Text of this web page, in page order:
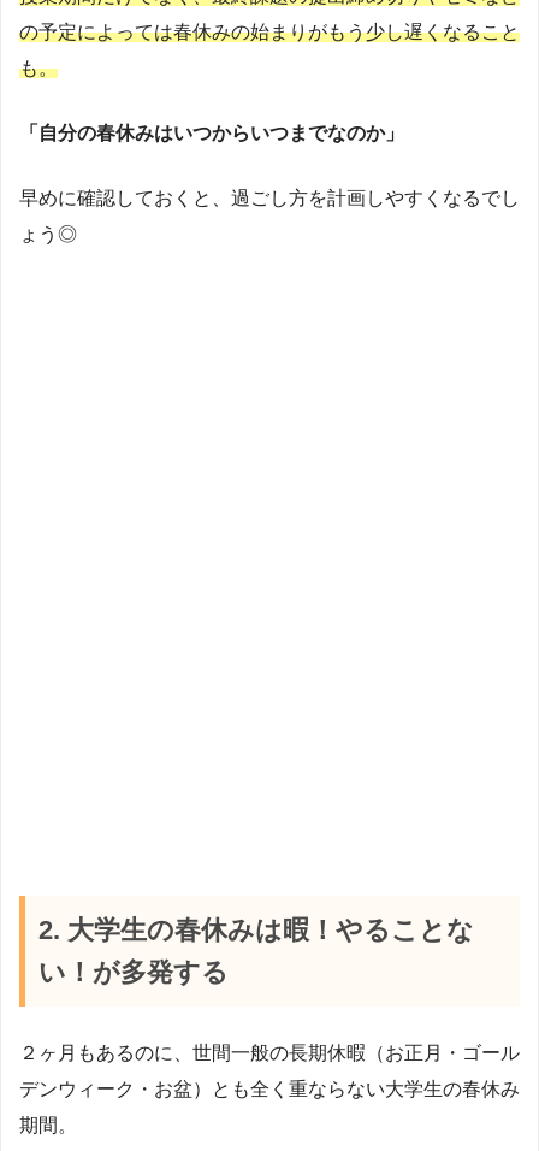
の予定によっては春休みの始まりがもう少し遅くなること
も。
「自分の春休みはいつからいつまでなのか」
早めに確認しておくと、過ごし方を計画しやすくなるでし
ょう◎
2. 大学生の春休みは暇！やることな
い！が多発する
２ヶ月もあるのに、世間一般の長期休暇（お正月・ゴール
デンウィーク・お盆）とも全く重ならない大学生の春休み
期間。